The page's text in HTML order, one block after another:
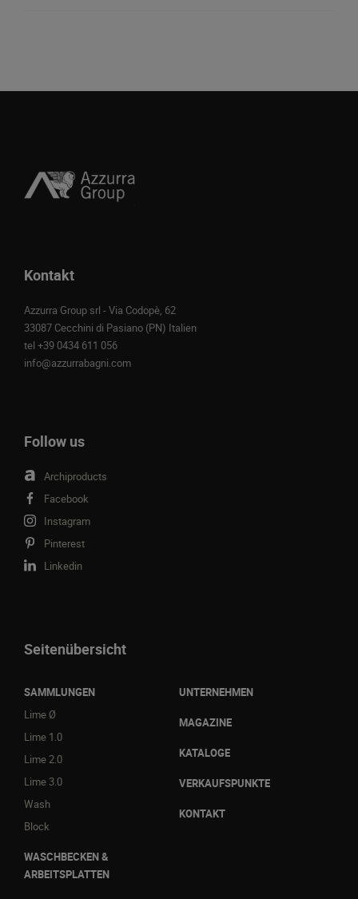
Kontakt
Azzurra Group srl - Via Codopè, 62
33087 Cecchini di Pasiano (PN) Italien
tel +39 0434 611 056
info@azzurrabagni.com
Follow us
Archiproducts
Facebook
Instagram
Pinterest
Linkedin
Seitenübersicht
SAMMLUNGEN
Lime Ø
Lime 1.0
Lime 2.0
Lime 3.0
Wash
Block
WASCHBECKEN &
ARBEITSPLATTEN
UNTERNEHMEN
MAGAZINE
KATALOGE
VERKAUFSPUNKTE
KONTAKT